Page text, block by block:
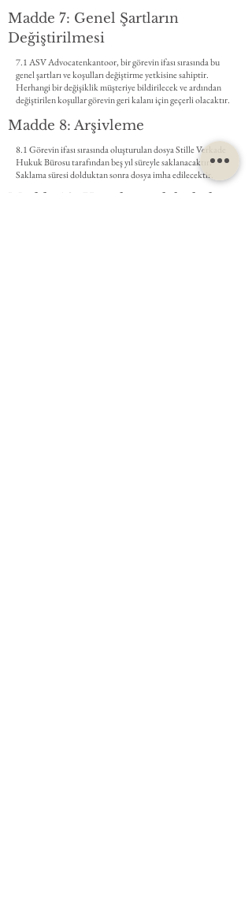
Madde 7: Genel Şartların
Değiştirilmesi
7.1 ASV Advocatenkantoor, bir görevin ifası sırasında bu
genel şartları ve koşulları değiştirme yetkisine sahiptir.
Herhangi bir değişiklik müşteriye bildirilecek ve ardından
değiştirilen koşullar görevin geri kalanı için geçerli olacaktır.
Madde 8: Arşivleme
8.1 Görevin ifası sırasında oluşturulan dosya Stille Verkade
Hukuk Bürosu tarafından beş yıl süreyle saklanacaktır.
Saklama süresi dolduktan sonra dosya imha edilecektir.